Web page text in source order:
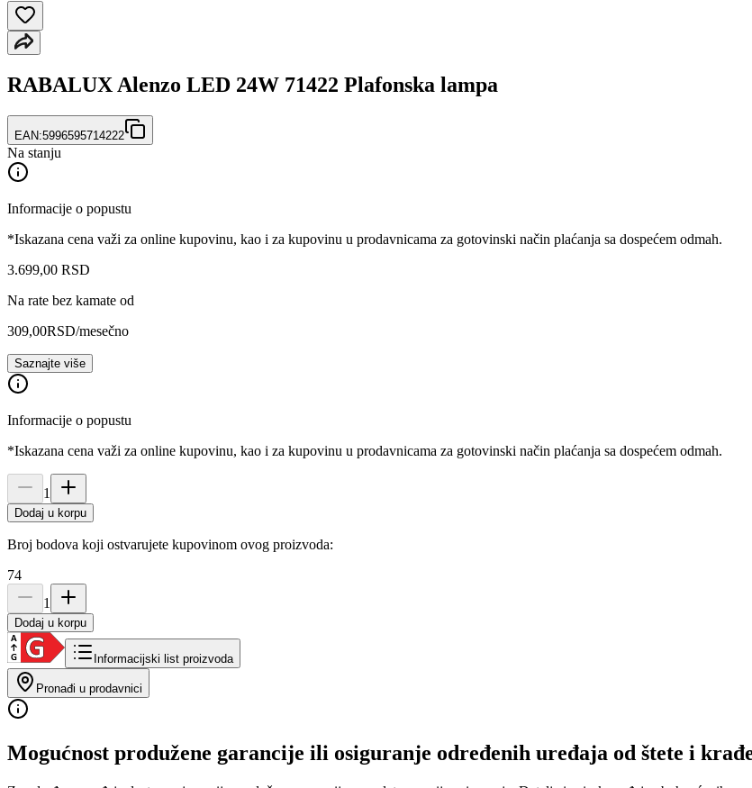
RABALUX Alenzo LED 24W 71422 Plafonska lampa
EAN:5996595714222
Na stanju
Informacije o popustu
*Iskazana cena važi za online kupovinu, kao i za kupovinu u prodavnicama za gotovinski način plaćanja sa dospećem odmah.
3.699,00 RSD
Na rate bez kamate od
309,00RSD/mesečno
Saznajte više
Informacije o popustu
*Iskazana cena važi za online kupovinu, kao i za kupovinu u prodavnicama za gotovinski način plaćanja sa dospećem odmah.
1
Dodaj u korpu
Broj bodova koji ostvarujete kupovinom ovog proizvoda:
74
1
Dodaj u korpu
Informacijski list proizvoda
Pronađi u prodavnici
Mogućnost produžene garancije ili osiguranje određenih uređaja od štete i